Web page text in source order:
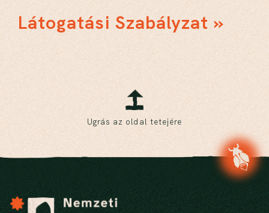
Látogatási Szabályzat »
Ugrás az oldal tetejére